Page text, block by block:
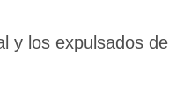
y los expulsados de